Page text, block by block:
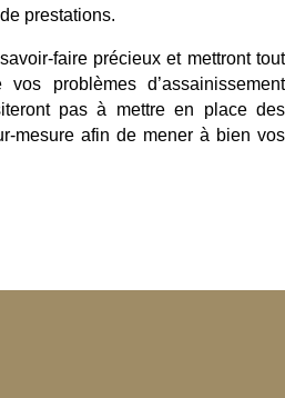
prestations.
faire précieux et mettront tout
problèmes d’assainissement
pas à mettre en place des
mesure afin de mener à bien vos